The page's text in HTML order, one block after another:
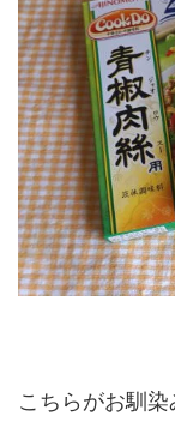
こちらがお馴